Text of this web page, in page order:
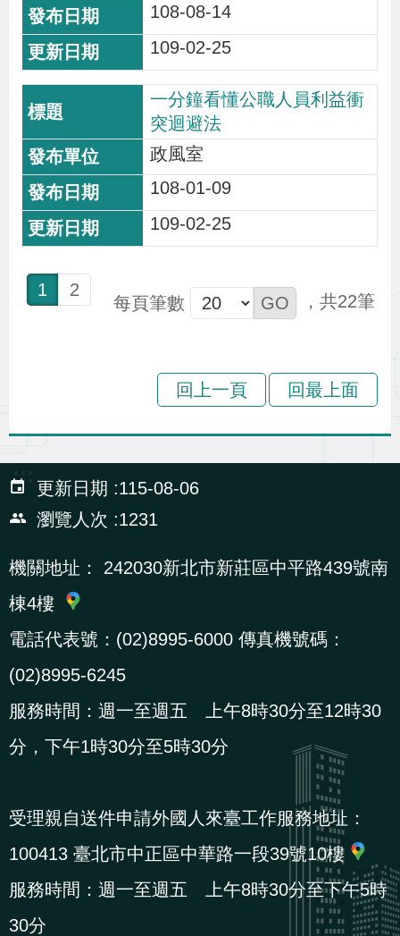
108-08-14
109-02-25
一分鐘看懂公職人員利益衝
突迴避法
政風室
108-01-09
109-02-25
1 2
每頁筆數 22
回上一頁 回最上面
:::
更新日期
115-08-06
瀏覽人次
1231
機關地址：
242030新北市新莊區中平路439號南
棟4樓
電話代表號：(02)8995-6000 傳真機號碼：
(02)8995-6245
服務時間：週一至週五 上午8時30分至12時30
分，下午1時30分至5時30分
受理親自送件申請外國人來臺工作服務地址：
100413 臺北市中正區中華路一段39號10樓
服務時間：週一至週五 上午8時30分至下午5時
30分